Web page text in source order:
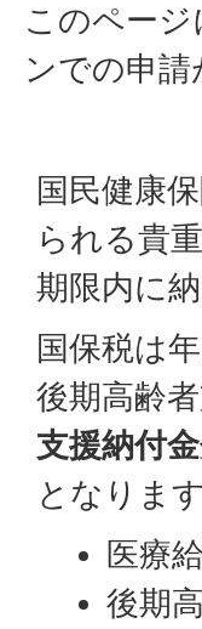
このペー
ンでの申
国民健康
られる貴
期限内に
国保税は
後期高齢
支援納付
となりま
医療
後期